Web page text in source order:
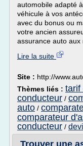
automobile adapté
véhicule à vos
avec du bonus ou
votre ancien
assurance auto aux
Lire la suite
Site : http://
Thèmes liés : tarif
conducteur /
auto /
comparateur
conducteur /
Trouver une